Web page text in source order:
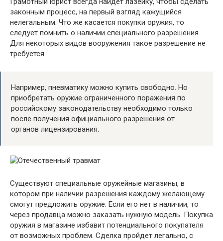
законным процесс, на первый взгляд кажущийся
нелегальным. Что же касается покупки оружия, то
следует помнить о наличии специального разрешения.
Для некоторых видов вооружения такое разрешение не
требуется.
Например, пневматику можно купить свободно. Но
приобретать оружие ограниченного поражения по
российскому законодательству необходимо только
после получения официального разрешения от
органов лицензирования.
Существуют специальные оружейные магазины, в
котором при наличии разрешения каждому желающему
смогут предложить оружие. Если его нет в наличии, то
через продавца можно заказать нужную модель. Покупка
оружия в магазине избавит потенциального покупателя
от возможных проблем. Сделка пройдет легально, с